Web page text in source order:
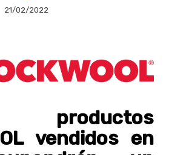
21/02/2022
vendidos en